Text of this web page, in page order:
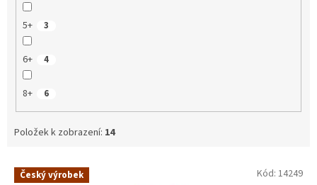
5+ 3
6+ 4
8+ 6
Položek k zobrazení: 14
V Český výrobek Kód: 14249